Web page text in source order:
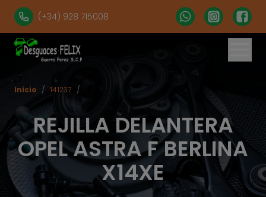
(+34) 928 715008
REJILLA DELANTERA
OPEL ASTRA F BERLINA
X14XE
Inicio / 141237 /